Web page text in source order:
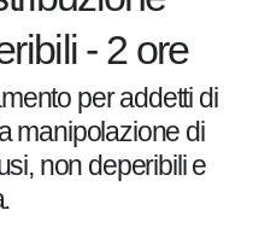
- 2
per addetti
la
confezionati o